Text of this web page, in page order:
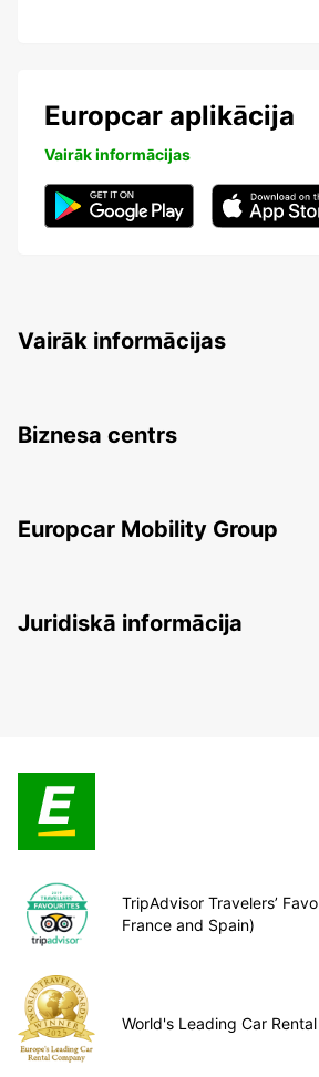
Europcar aplikācija
Vairāk informācijas
Vairāk informācijas
Biznesa centrs
Europcar Mobility Group
Juridiskā informācija
TripAdvisor Travelers’
France and Spain)
World's Leading Car